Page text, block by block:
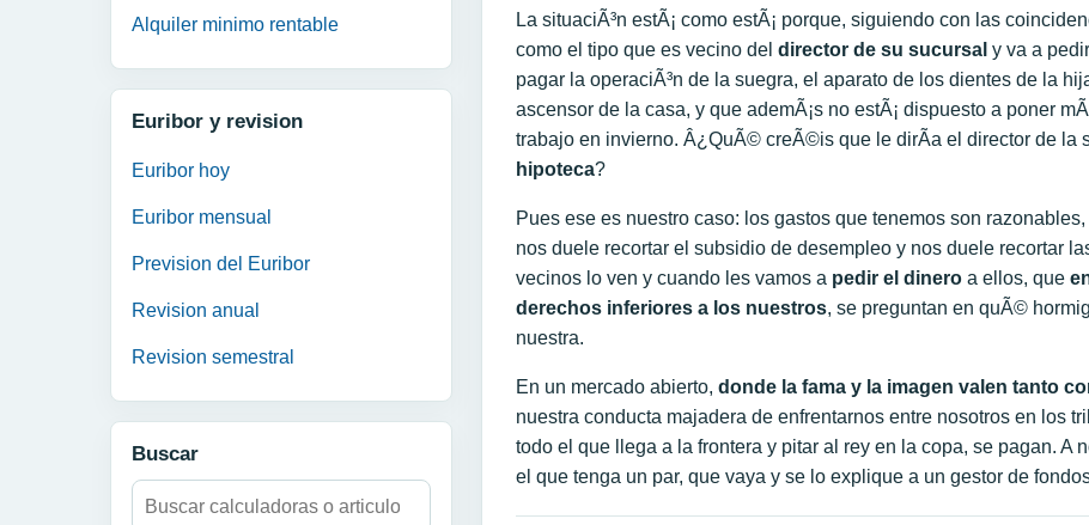
Alquiler minimo rentable
Euribor y revision
Euribor hoy
Euribor mensual
Prevision del Euribor
Revision anual
Revision semestral
Buscar
Buscar:
La situaciÃ³n estÃ¡ como estÃ¡ porque, siguiendo con las
como el tipo que es vecino del director de su sucursal y va a
pagar la operaciÃ³n de la suegra, el aparato de los dientes de la
ascensor de la casa, y que ademÃ¡s no estÃ¡ dispuesto a poner
trabajo en invierno. Â¿QuÃ© creÃ©is que le dirÃ­a el director de la
hipoteca?
Pues ese es nuestro caso: los gastos que tenemos son
nos duele recortar el subsidio de desempleo y nos duele recortar
vecinos lo ven y cuando les vamos a pedir el dinero a ellos, que
derechos inferiores a los nuestros, se preguntan en quÃ©
nuestra.
En un mercado abierto, donde la fama y la imagen valen tanto
nuestra conducta majadera de enfrentarnos entre nosotros en los
todo el que llega a la frontera y pitar al rey en la copa, se pagan. A
el que tenga un par, que vaya y se lo explique a un gestor de